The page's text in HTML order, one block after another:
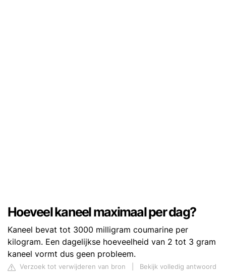
Hoeveel kaneel maximaal per dag?
Kaneel bevat tot 3000 milligram coumarine per
kilogram. Een dagelijkse hoeveelheid van 2 tot 3 gram
kaneel vormt dus geen probleem.
Verzoek tot verwijderen van bron
Bekijk volledig antwoord